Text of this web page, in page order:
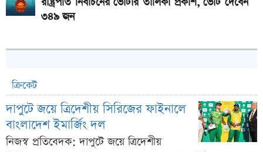
৩৪৯ জন
ক্রিকেট
দাপুটে জয়ে ত্রিদেশীয় সিরিজের ফাইনালে
বাংলাদেশ ইমার্জিং দল
নিজস্ব প্রতিবেদক: দাপুটে জয়ে ত্রিদেশীয়